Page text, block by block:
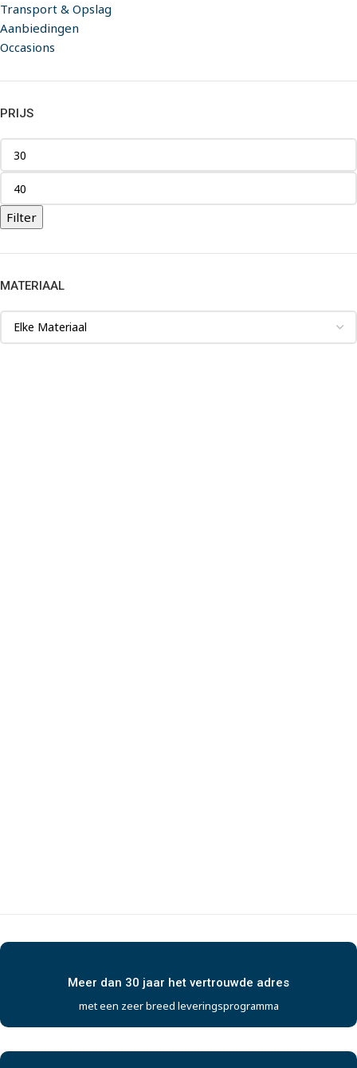
Transport & Opslag
Aanbiedingen
Occasions
PRIJS
Filter
MATERIAAL
Meer dan 30 jaar het vertrouwde adres
met een zeer breed leveringsprogramma